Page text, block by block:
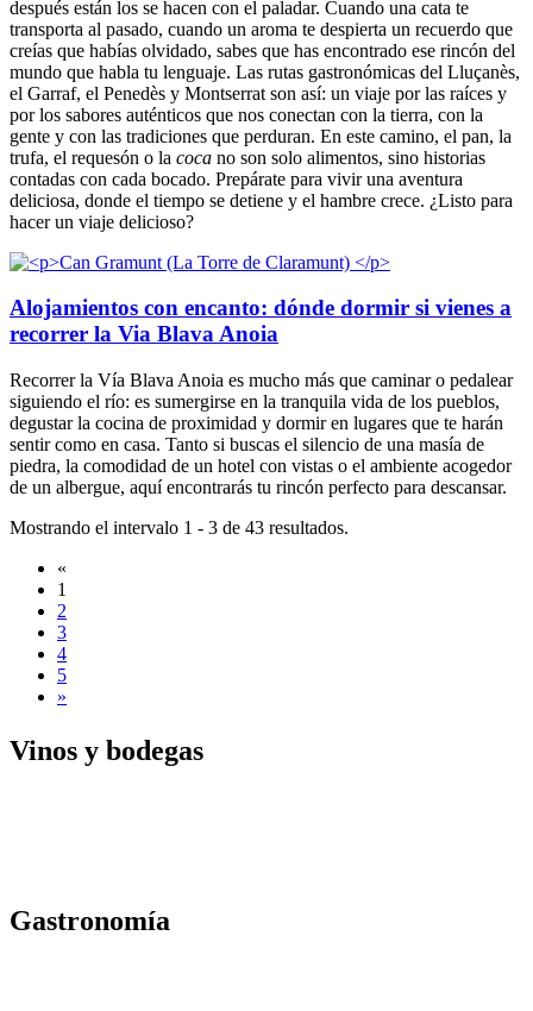
después están los se hacen con el paladar. Cuando una cata te
transporta al pasado, cuando un aroma te despierta un recuerdo que
creías que habías olvidado, sabes que has encontrado ese rincón del
mundo que habla tu lenguaje. Las rutas gastronómicas del Lluçanès,
el Garraf, el Penedès y Montserrat son así: un viaje por las raíces y
por los sabores auténticos que nos conectan con la tierra, con la
gente y con las tradiciones que perduran. En este camino, el pan, la
trufa, el requesón o la coca no son solo alimentos, sino historias
contadas con cada bocado. Prepárate para vivir una aventura
deliciosa, donde el tiempo se detiene y el hambre crece. ¿Listo para
hacer un viaje delicioso?
Alojamientos con encanto: dónde dormir si vienes a
recorrer la Via Blava Anoia
Recorrer la Vía Blava Anoia es mucho más que caminar o pedalear
siguiendo el río: es sumergirse en la tranquila vida de los pueblos,
degustar la cocina de proximidad y dormir en lugares que te harán
sentir como en casa. Tanto si buscas el silencio de una masía de
piedra, la comodidad de un hotel con vistas o el ambiente acogedor
de un albergue, aquí encontrarás tu rincón perfecto para descansar.
Mostrando el intervalo 1 - 3 de 43 resultados.
«
1
2
3
4
5
»
Vinos y bodegas
Gastronomía